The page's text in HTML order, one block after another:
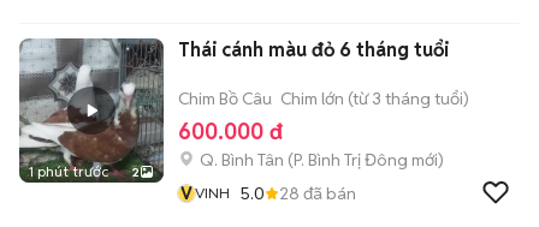
1 phút trước 2
Thái cánh màu đỏ 6 tháng tuổi
Chim Bồ Câu Chim lớn (từ 3 tháng tuổi)
600.000 đ
Q. Bình Tân (P. Bình Trị Đông mới)
VVINH 5.0 28 đã bán